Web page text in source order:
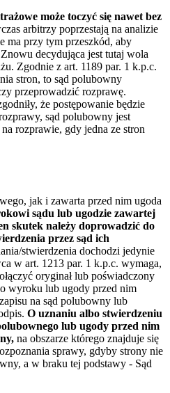
może toczyć się nawet bez
arbitrzy poprzestają na analizie
ma przy tym przeszkód, aby
decydująca jest tutaj wola
Zgodnie z art. 1189 par. 1 k.p.c.
stron, to sąd polubowny
przeprowadzić rozprawę.
że postępowanie będzie
sąd polubowny jest
rozprawie, gdy jedna ze stron
jak i zawarta przed nim ugoda
sądu lub ugodzie zawartej
skutek należy doprowadzić do
przez sąd ich
stwierdzenia dochodzi jedynie
w art. 1213 par. 1 k.p.c. wymaga,
oryginał lub poświadczony
wyroku lub ugody przed nim
na sąd polubowny lub
O uznaniu albo stwierdzeniu
lub ugody przed nim
na obszarze którego znajduje się
sprawy, gdyby strony nie
a w braku tej podstawy - Sąd